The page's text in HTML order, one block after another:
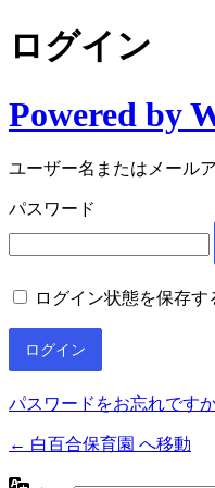
ログイン
Powered by
ユーザー名またはメール
パスワード
ログイン状態を保存す
パスワードをお忘れです
← 白百合保育園 へ移動